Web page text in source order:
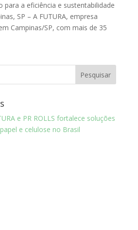
para a eficiência e sustentabilidade
SP – A FUTURA, empresa
Campinas/SP, com mais de 35
e PR ROLLS fortalece soluções
e celulose no Brasil